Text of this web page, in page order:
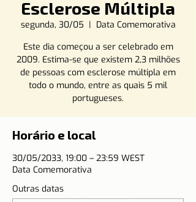
Esclerose Múltipla
segunda, 30/05
  |
Data Comemorativa
Este dia começou a ser celebrado em
2009. Estima-se que existem 2,3 milhões
de pessoas com esclerose múltipla em
todo o mundo, entre as quais 5 mil
portugueses.
Horário e local
30/05/2033, 19:00 – 23:59 WEST
Data Comemorativa
Outras datas